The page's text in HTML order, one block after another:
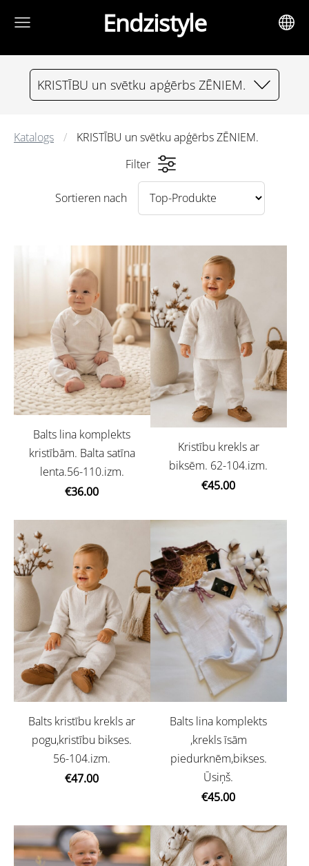
Endzistyle
KRISTĪBU un svētku apģērbs ZĒNIEM.
Katalogs
KRISTĪBU un svētku apģērbs ZĒNIEM.
Filter
Sortieren nach
Balts lina komplekts
kristībām. Balta satīna
lenta.56-110.izm.
€36.00
Kristību krekls ar
biksēm. 62-104.izm.
€45.00
Balts kristību krekls ar
pogu,kristību bikses.
56-104.izm.
€47.00
Balts lina komplekts
,krekls īsām
piedurknēm,bikses.
Ūsiņš.
€45.00